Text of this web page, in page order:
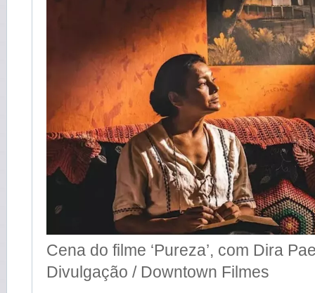
Cena do filme ‘Pureza’, com Dira
Divulgação / Downtown Filmes